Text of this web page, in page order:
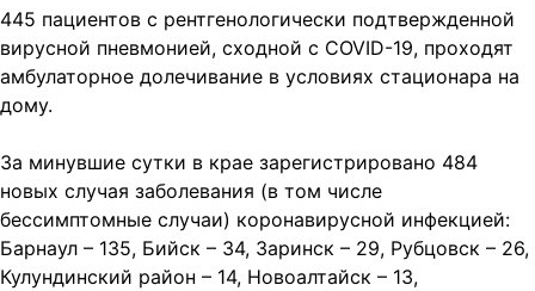
445 пациентов с рентгенологически подтвержденной
вирусной пневмонией, сходной с COVID-19, проходят
амбулаторное долечивание в условиях стационара на
дому.
За минувшие сутки в крае зарегистрировано 484
новых случая заболевания (в том числе
бессимптомные случаи) коронавирусной инфекцией:
Барнаул – 135, Бийск – 34, Заринск – 29, Рубцовск – 26,
Кулундинский район – 14, Новоалтайск – 13,